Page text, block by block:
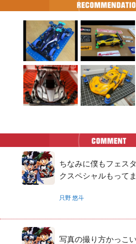
ちなみに僕もフェス
クスペシャルもって
只野 悠斗
写真の撮り方かっこ